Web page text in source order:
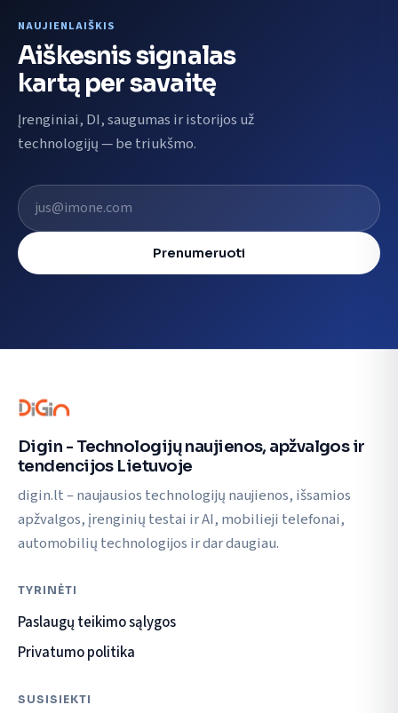
NAUJIENLAIŠKIS
Aiškesnis signalas
kartą per savaitę
Įrenginiai, DI, saugumas ir istorijos už
technologijų — be triukšmo.
El. pašto adresas
Prenumeruoti
Digin - Technologijų naujienos, apžvalgos ir
tendencijos Lietuvoje
digin.lt – naujausios technologijų naujienos, išsamios
apžvalgos, įrenginių testai ir AI, mobilieji telefonai,
automobilių technologijos ir dar daugiau.
TYRINĖTI
Paslaugų teikimo sąlygos
Privatumo politika
SUSISIEKTI